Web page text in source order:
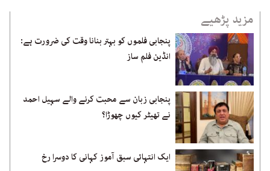
مزید پڑھیے
پنجابی فلموں کو بہتر بنانا وقت کی ضرورت ہے:
انڈین فلم ساز
پنجابی زبان سے محبت کرنے والے سہیل احمد
نے تھیٹر کیوں چھوڑا؟
ایک انتہائی سبق آموز کہانی کا دوسرا رخ